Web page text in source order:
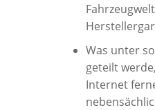
Was unter
geteilt
Internet